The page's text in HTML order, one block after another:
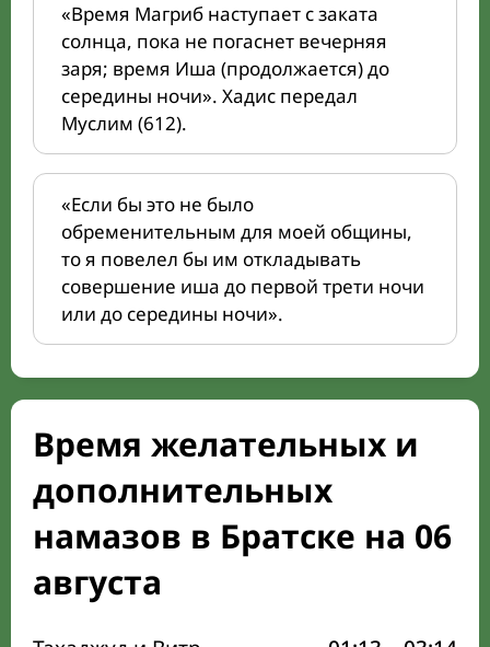
«Время Магриб наступает с заката
солнца, пока не погаснет вечерняя
заря; время Иша (продолжается) до
середины ночи». Хадис передал
Муслим (612).
«Если бы это не было
обременительным для моей общины,
то я повелел бы им откладывать
совершение иша до первой трети ночи
или до середины ночи».
Время желательных и
дополнительных
намазов в Братске на 06
августа